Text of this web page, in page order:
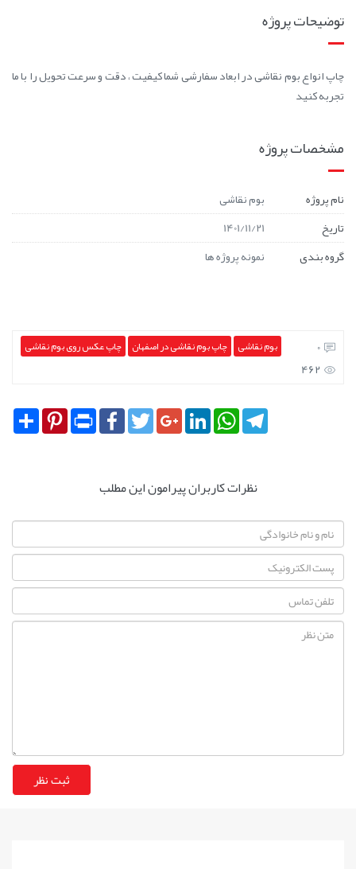
توضیحات پروژه
چاپ انواع بوم نقاشی در ابعاد سفارشی شما کیفیت ، دقت و سرعت تحویل را با ما
تجربه کنید
مشخصات پروژه
نام پروژه
بوم نقاشی
تاریخ
1401/11/21
گروه بندی
نمونه پروژه ها
بوم نقاشی چاپ بوم نقاشی در اصفهان چاپ عکس روی بوم نقاشی
0
462
Share
Pinterest Print
FacebookTwitterGoogle+LinkedIn
WhatsAppTelegram
نظرات کاربران پیرامون این مطلب